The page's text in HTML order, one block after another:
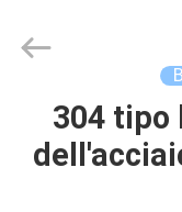
CASA.
Co.,Limited.
304 tipo